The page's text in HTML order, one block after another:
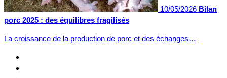
10/05/2026 Bilan
porc 2025 : des équilibres fragilisés
La croissance de la production de porc et des échanges…